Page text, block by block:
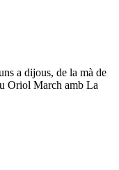
a dijous, de la mà de
Oriol March amb La